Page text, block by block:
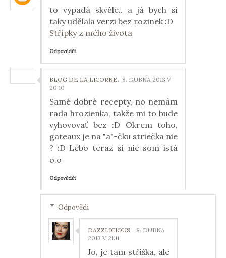
to vypadá skvěle.. a já bych si
taky udělala verzi bez rozinek :D
Střípky z mého života
Odpovědět
BLOG DE LA LICORNE. 8. DUBNA 2013 V
20:10
Samé dobré recepty, no nemám
rada hrozienka, takže mi to bude
vyhovovať bez :D Okrem toho,
gateaux je na "a"-čku striečka nie
? :D Lebo teraz si nie som istá
o.o
Odpovědět
Odpovědi
DAZZLICIOUS
8. DUBNA
2013 V 21:11
Jo, je tam stříška, ale